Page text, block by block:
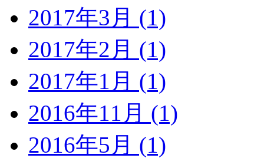
2017年3月 (1)
2017年2月 (1)
2017年1月 (1)
2016年11月 (1)
2016年5月 (1)